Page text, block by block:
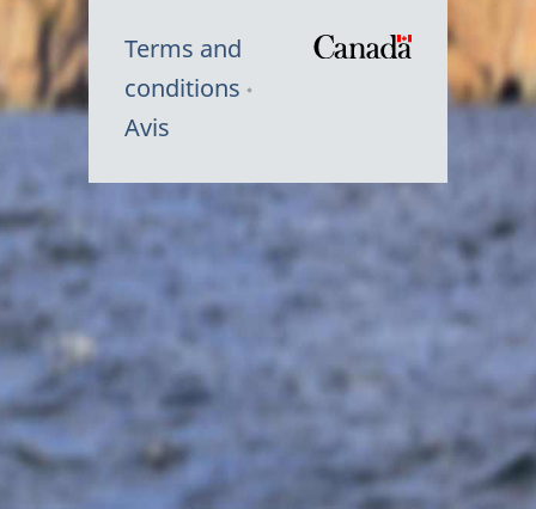
Terms and
conditions
Avis
Symbole
Canada